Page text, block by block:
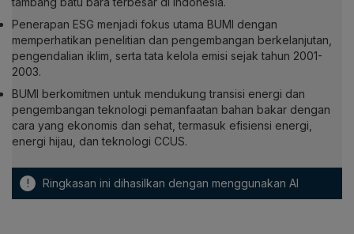
Penerapan ESG menjadi fokus utama BUMI dengan
memperhatikan penelitian dan pengembangan berkelanjutan,
pengendalian iklim, serta tata kelola emisi sejak tahun 2001-
2003.
BUMI berkomitmen untuk mendukung transisi energi dan
pengembangan teknologi pemanfaatan bahan bakar dengan
cara yang ekonomis dan sehat, termasuk efisiensi energi,
energi hijau, dan teknologi CCUS.
! Ringkasan ini dihasilkan dengan menggunakan AI